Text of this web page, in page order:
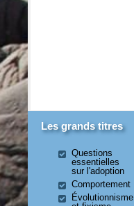
Les grands titres
Questions
essentielles
sur l'adoption
Comportement
Évolutionnisme